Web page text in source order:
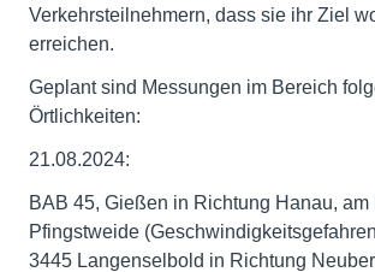
Verkehrsteilnehmern, dass sie ihr Ziel
erreichen.
Geplant sind Messungen im Bereich
Örtlichkeiten:
21.08.2024:
BAB 45, Gießen in Richtung Hanau, am
Pfingstweide
3445 Langenselbold in Richtung